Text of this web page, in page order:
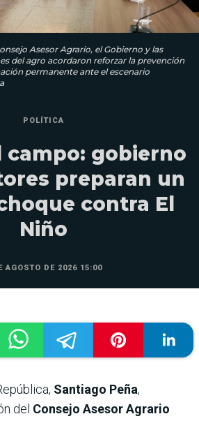
Asesor Agrario, el Gobierno y las
del agro acordaron reforzar la prevención
permanente ante el escenario
POLÍTICA
campo: gobierno
preparan un
contra El
Niño
AGOSTO DE 2026 15:00
Santiago Peña,
del Consejo Asesor Agrario